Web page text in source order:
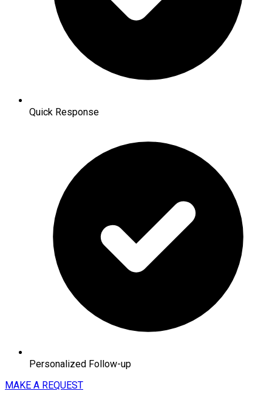
Quick Response
Personalized Follow-up
MAKE A REQUEST